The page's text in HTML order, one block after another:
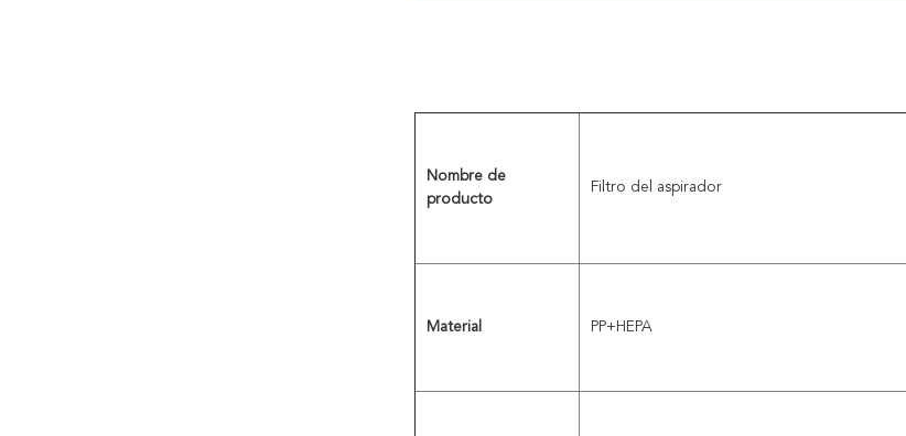
Nombre de
producto
Filtro del aspirador
Material PP+HEPA